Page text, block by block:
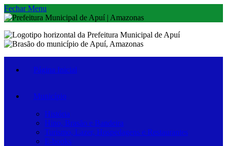
Fechar Menu
Página Inicial
Município
História
Hino, Brasão e Bandeira
Turismo, Lazer, Hospedagens e Restaurantes
E-books